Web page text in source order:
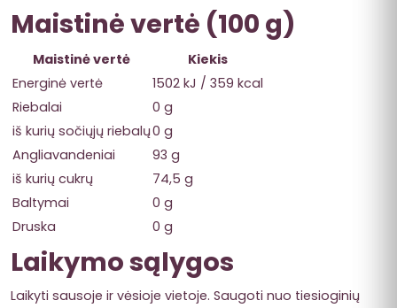
Maistinė vertė (100 g)
Maistinė vertė
Kiekis
Energinė vertė
1502 kJ / 359 kcal
Riebalai
0 g
iš kurių sočiųjų riebalų0 g
Angliavandeniai
93 g
iš kurių cukrų
74,5 g
Baltymai
0 g
Druska
0 g
Laikymo sąlygos
Laikyti sausoje ir vėsioje vietoje. Saugoti nuo tiesioginių